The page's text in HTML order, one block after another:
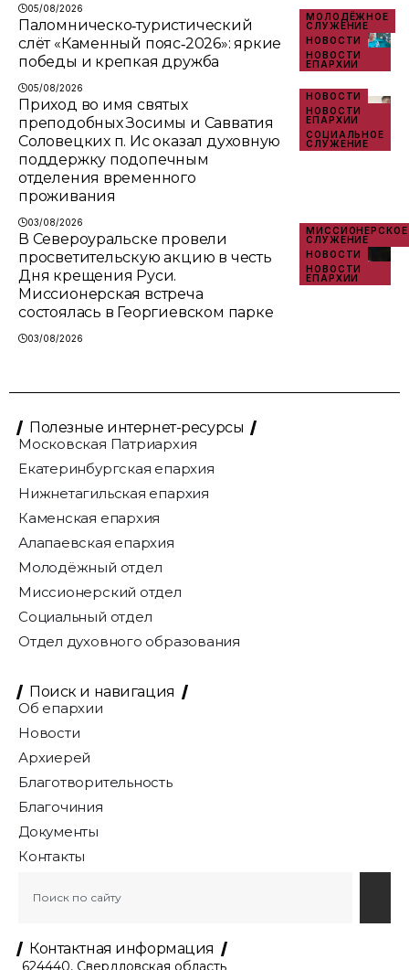
05/08/2026
МОЛОДЁЖНОЕ
СЛУЖЕНИЕ
НОВОСТИ
НОВОСТИ
ЕПАРХИИ
Паломническо‑туристический
слёт «Каменный пояс‑2026»: яркие
победы и крепкая дружба
05/08/2026
НОВОСТИ
НОВОСТИ
ЕПАРХИИ
СОЦИАЛЬНОЕ
СЛУЖЕНИЕ
Приход во имя святых
преподобных Зосимы и Савватия
Соловецких п. Ис оказал духовную
поддержку подопечным
отделения временного
проживания
03/08/2026
МИССИОНЕРСКОЕ
СЛУЖЕНИЕ
НОВОСТИ
НОВОСТИ
ЕПАРХИИ
В Североуральске провели
просветительскую акцию в честь
Дня крещения Руси.
Миссионерская встреча
состоялась в Георгиевском парке
03/08/2026
Полезные интернет-ресурсы
Московская Патриархия
Екатеринбургская епархия
Нижнетагильская епархия
Каменская епархия
Алапаевская епархия
Молодёжный отдел
Миссионерский отдел
Социальный отдел
Отдел духовного образования
Поиск и навигация
Об епархии
Новости
Архиерей
Благотворительность
Благочиния
Документы
Контакты
Контактная информация
624440, Свердловская область